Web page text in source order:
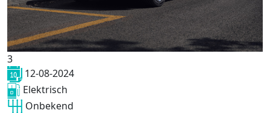
3
12-08-2024
Elektrisch
Onbekend